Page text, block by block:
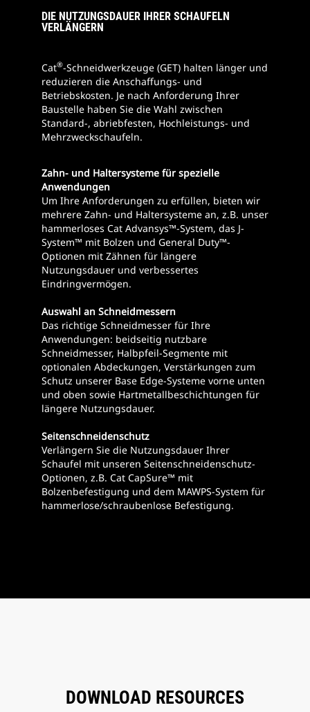
DIE NUTZUNGSDAUER IHRER SCHAUFELN
VERLÄNGERN
Cat®-Schneidwerkzeuge (GET) halten länger und
reduzieren die Anschaffungs- und
Betriebskosten. Je nach Anforderung Ihrer
Baustelle haben Sie die Wahl zwischen
Standard-, abriebfesten, Hochleistungs- und
Mehrzweckschaufeln.
Zahn- und Haltersysteme für spezielle
Anwendungen
Um Ihre Anforderungen zu erfüllen, bieten wir
mehrere Zahn- und Haltersysteme an, z.B. unser
hammerloses Cat Advansys™-System, das J-
System™ mit Bolzen und General Duty™-
Optionen mit Zähnen für längere
Nutzungsdauer und verbessertes
Eindringvermögen.
Auswahl an Schneidmessern
Das richtige Schneidmesser für Ihre
Anwendungen: beidseitig nutzbare
Schneidmesser, Halbpfeil-Segmente mit
optionalen Abdeckungen, Verstärkungen zum
Schutz unserer Base Edge-Systeme vorne unten
und oben sowie Hartmetallbeschichtungen für
längere Nutzungsdauer.
Seitenschneidenschutz
Verlängern Sie die Nutzungsdauer Ihrer
Schaufel mit unseren Seitenschneidenschutz-
Optionen, z.B. Cat CapSure™ mit
Bolzenbefestigung und dem MAWPS-System für
hammerlose/schraubenlose Befestigung.
DOWNLOAD RESOURCES